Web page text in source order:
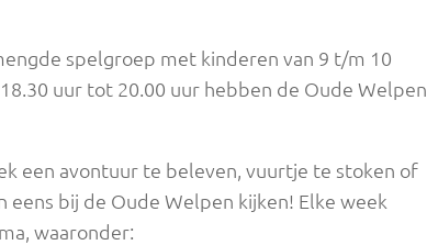
spelgroep met kinderen van 9 t/m 10
uur tot 20.00 uur hebben de Oude Welpen
een avontuur te beleven, vuurtje te stoken of
eens bij de Oude Welpen kijken! Elke week
waaronder: